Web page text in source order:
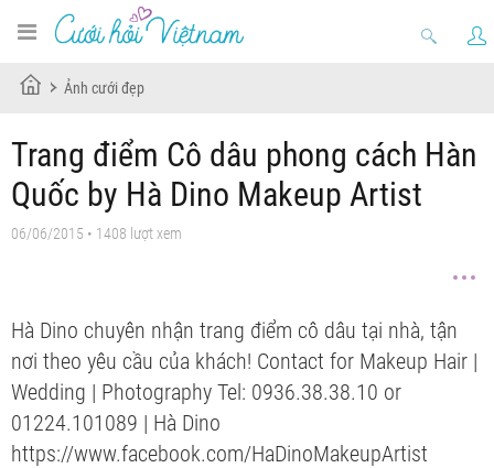
Ảnh cưới đẹp
Trang điểm Cô dâu phong cách Hàn
Quốc by Hà Dino Makeup Artist
06/06/2015 • 1408 lượt xem
Hà Dino chuyên nhận trang điểm cô dâu tại nhà, tận
nơi theo yêu cầu của khách! Contact for Makeup Hair |
Wedding | Photography Tel: 0936.38.38.10 or
01224.101089 | Hà Dino
https://www.facebook.com/HaDinoMakeupArtist